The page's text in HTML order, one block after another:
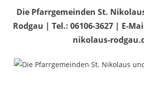
Inhalt
springen
Die Pfarrgemeinden St.
Rodgau | Tel.: 06106-3627 | E-
nikolaus-